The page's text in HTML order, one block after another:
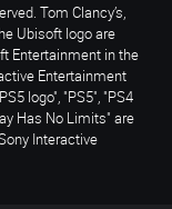
Tom Clancy’s,
Ubisoft logo are
Entertainment in the
Entertainment
logo", "PS5", "PS4
Has No Limits" are
Interactive